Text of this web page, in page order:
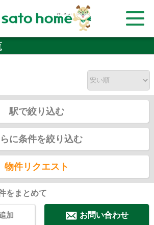
駅で絞り込む
に条件を絞り込む
物件リクエスト
をまとめて
加 お問い合わせ